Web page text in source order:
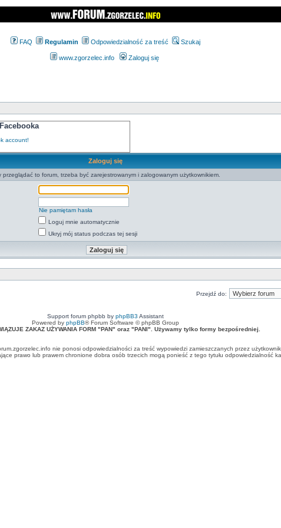
FAQ Regulamin Odpowiedzialność za treść Szukaj
www.zgorzelec.info Zaloguj się
Zaloguj się
przeglądać to forum, trzeba być zarejestrowanym i zalogowanym użytkownikiem.
Nie pamiętam hasła
Loguj mnie automatycznie
Ukryj mój status podczas tej sesji
Przejdź do:
Support forum phpbb by phpBB3 Assistant
Powered by phpBB® Forum Software © phpBB Group
ZAKAZ UŻYWANIA FORM "PAN" oraz "PANI". Używamy tylko formy bezpośredniej.
nie ponosi odpowiedzialności za treść wypowiedzi zamieszczanych przez
prawo lub prawem chronione dobra osób trzecich mogą ponieść z tego tytułu odpowiedzialność